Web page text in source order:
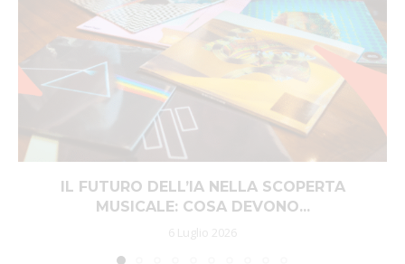
IL FUTURO DELL’IA NELLA SCOPERTA
MUSICALE: COSA DEVONO...
6 Luglio 2026